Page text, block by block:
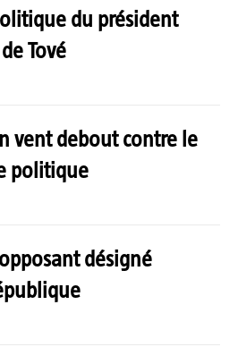
du président
Tové
vent debout contre le
politique
désigné